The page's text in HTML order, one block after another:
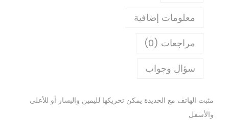
معلومات إضافية
مراجعات (0)
سؤال وجواب
مثبت الهاتف مع الحديدة يمكن تحريكها لليمين واليسار أو للأعلى
والأسفل